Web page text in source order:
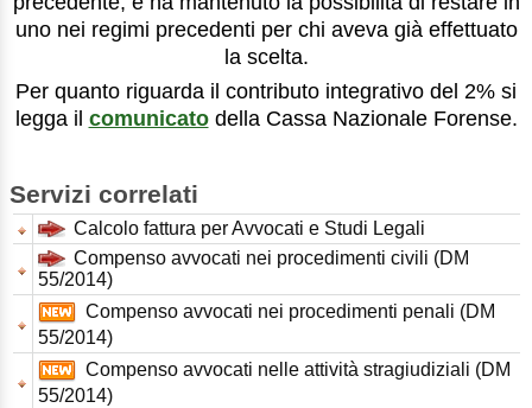
uno nei regimi precedenti per chi aveva già effettuato
la scelta.
Per quanto riguarda il contributo integrativo del 2% si
legga il comunicatodella Cassa Nazionale Forense.
Servizi correlati
Calcolo fattura per Avvocati e Studi Legali
Compenso avvocati nei procedimenti civili (DM
55/2014)
Compenso avvocati nei procedimenti penali (DM
55/2014)
Compenso avvocati nelle attività stragiudiziali (DM
55/2014)